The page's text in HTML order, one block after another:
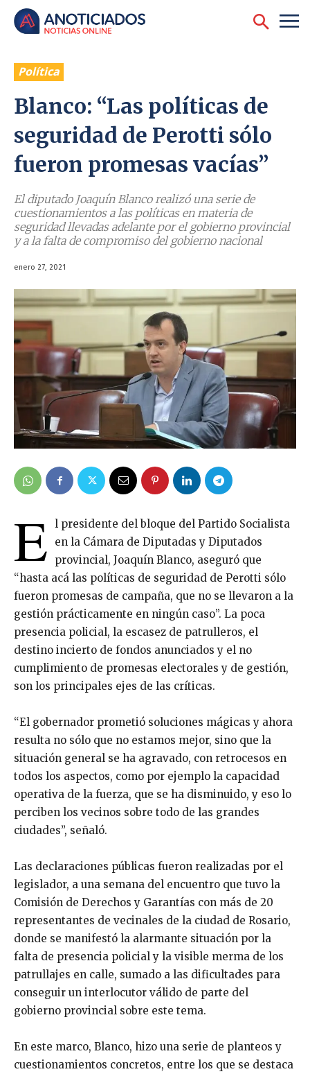
Política
Blanco: “Las políticas de
seguridad de Perotti sólo
fueron promesas vacías”
El diputado Joaquín Blanco realizó una serie de
cuestionamientos a las políticas en materia de
seguridad llevadas adelante por el gobierno provincial
y a la falta de compromiso del gobierno nacional
enero 27, 2021
E l presidente del bloque del Partido Socialista
en la Cámara de Diputadas y Diputados
provincial, Joaquín Blanco, aseguró que
“hasta acá las políticas de seguridad de Perotti sólo
fueron promesas de campaña, que no se llevaron a la
gestión prácticamente en ningún caso”. La poca
presencia policial, la escasez de patrulleros, el
destino incierto de fondos anunciados y el no
cumplimiento de promesas electorales y de gestión,
son los principales ejes de las críticas.
“El gobernador prometió soluciones mágicas y ahora
resulta no sólo que no estamos mejor, sino que la
situación general se ha agravado, con retrocesos en
todos los aspectos, como por ejemplo la capacidad
operativa de la fuerza, que se ha disminuido, y eso lo
perciben los vecinos sobre todo de las grandes
ciudades”, señaló.
Las declaraciones públicas fueron realizadas por el
legislador, a una semana del encuentro que tuvo la
Comisión de Derechos y Garantías con más de 20
representantes de vecinales de la ciudad de Rosario,
donde se manifestó la alarmante situación por la
falta de presencia policial y la visible merma de los
patrullajes en calle, sumado a las dificultades para
conseguir un interlocutor válido de parte del
gobierno provincial sobre este tema.
En este marco, Blanco, hizo una serie de planteos y
cuestionamientos concretos, entre los que se destaca